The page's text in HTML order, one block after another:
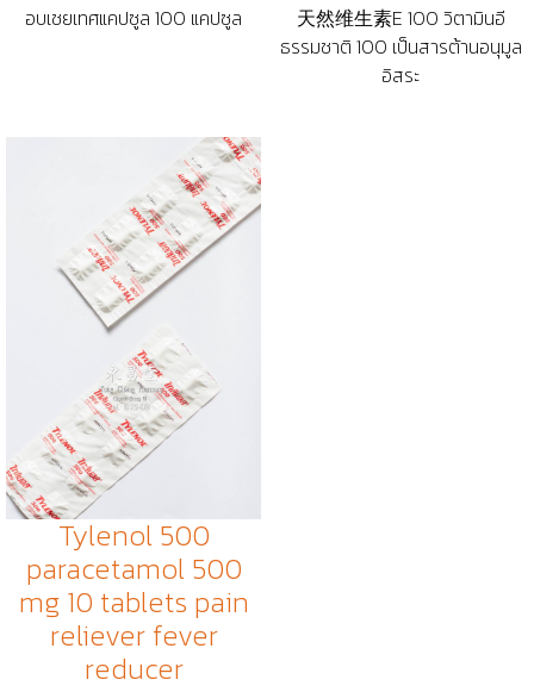
อบเชยเทศแคปซูล 100 แคปซูล
天然维生素E 100 วิตามินอี
ธรรมชาติ 100 เป็นสารต้านอนุมูล
อิสระ
Tylenol 500
paracetamol 500
mg 10 tablets pain
reliever fever
reducer